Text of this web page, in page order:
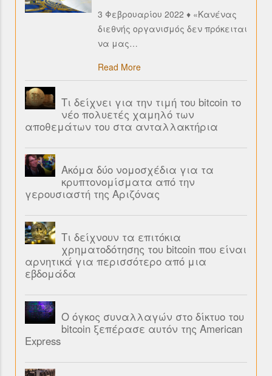
3 Φεβρουαρίου 2022 ♦ «Κανένας
διεθνής οργανισμός δεν πρόκειται
να μας…
Read More
Τι δείχνει για την τιμή του bitcoin το
νέο πολυετές χαμηλό των
αποθεμάτων του στα ανταλλακτήρια
Ακόμα δύο νομοσχέδια για τα
κρυπτονομίσματα από την
γερουσιαστή της Αριζόνας
Τι δείχνουν τα επιτόκια
χρηματοδότησης του bitcoin που είναι
αρνητικά για περισσότερο από μια
εβδομάδα
Ο όγκος συναλλαγών στο δίκτυο του
bitcoin ξεπέρασε αυτόν της American
Express